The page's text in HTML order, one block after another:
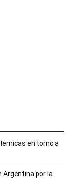
en torno a
Argentina por la